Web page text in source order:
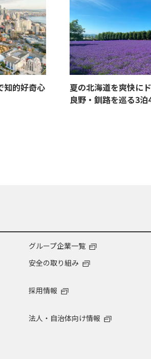
知的好奇心
夏の北海道を爽快に
良野・釧路を巡る3泊
グループ企業一覧
安全の取り組み
採用情報
法人・自治体向け情報